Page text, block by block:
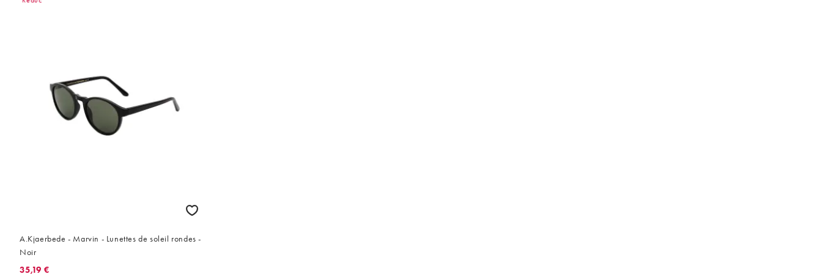
A.Kjaerbede - Marvin - Lunettes de soleil rondes -
Noir
35,19 €